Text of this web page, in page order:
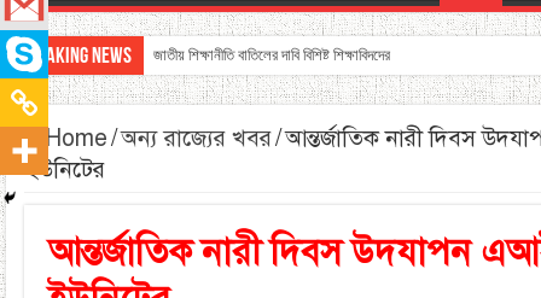
Breaking News জাতীয় শিক্ষানীতি বাতিলের দাবি বিশিষ্ট শিক্ষাবিদদের
Home/অন্য রাজ্যের খবর/আন্তর্জাতিক নারী দিবস
ইউনিটের
আন্তর্জাতিক নারী দিবস উদযাপন